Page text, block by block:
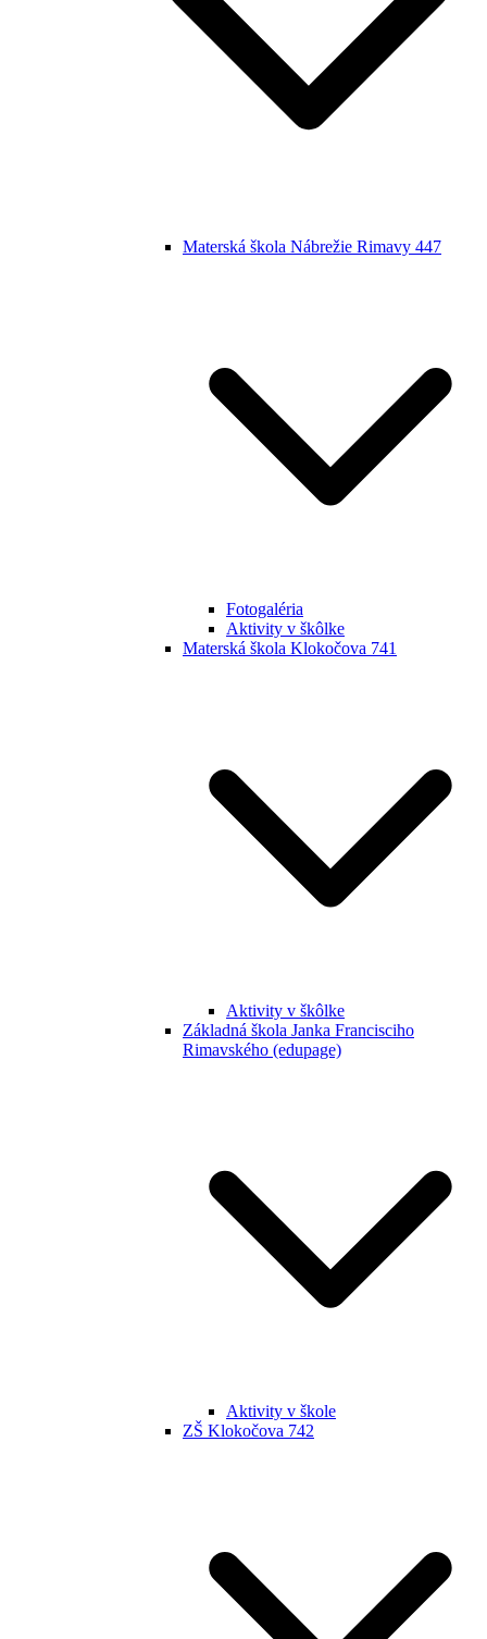
Materská škola Nábrežie Rimavy 447
Fotogaléria
Aktivity v škôlke
Materská škola Klokočova 741
Aktivity v škôlke
Základná škola Janka Francisciho
Rimavského (edupage)
Aktivity v škole
ZŠ Klokočova 742